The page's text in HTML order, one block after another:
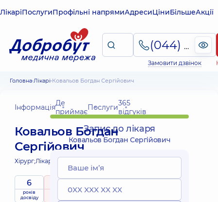
ЛікаріПослугиПрофільні напрямиАдресиЦіниБільшеАкції
(044) 495-2-888
Замовити дзвінок
Головна Лікарі Ковальов Богдан Сергійович
ІнформаціяДе
приймаєПослуги365
відгуків
Ковальов Богдан
Сергійович
Хірург;Лікар мамолог;
6
років
досвіду
рейтингна підставі
Виїзні
Запис до лікаря
Ковальов Богдан Сергійович